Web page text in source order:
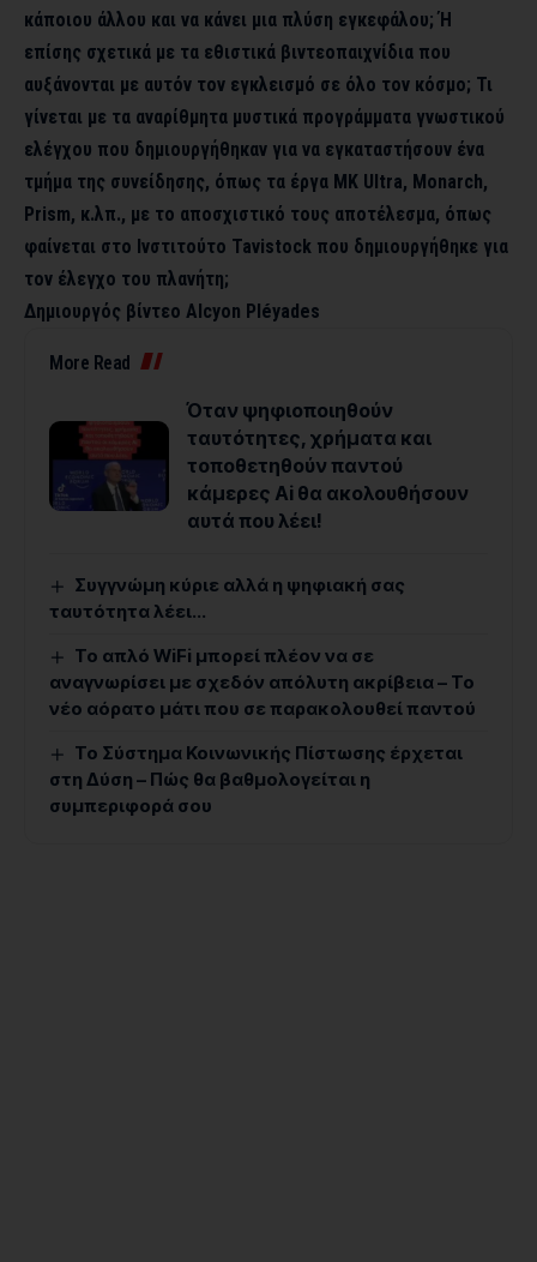
κάποιου άλλου και να κάνει μια πλύση εγκεφάλου; Ή
επίσης σχετικά με τα εθιστικά βιντεοπαιχνίδια που
αυξάνονται με αυτόν τον εγκλεισμό σε όλο τον κόσμο; Τι
γίνεται με τα αναρίθμητα μυστικά προγράμματα γνωστικού
ελέγχου που δημιουργήθηκαν για να εγκαταστήσουν ένα
τμήμα της συνείδησης, όπως τα έργα MK Ultra, Monarch,
Prism, κ.λπ., με το αποσχιστικό τους αποτέλεσμα, όπως
φαίνεται στο Ινστιτούτο Tavistock που δημιουργήθηκε για
τον έλεγχο του πλανήτη;
Δημιουργός βίντεο Alcyon Pléyades
More Read
Όταν ψηφιοποιηθούν
ταυτότητες, χρήματα και
τοποθετηθούν παντού
κάμερες Ai θα ακολουθήσουν
αυτά που λέει!
Συγγνώμη κύριε αλλά η ψηφιακή σας
ταυτότητα λέει…
Το απλό WiFi μπορεί πλέον να σε
αναγνωρίσει με σχεδόν απόλυτη ακρίβεια – Το
νέο αόρατο μάτι που σε παρακολουθεί παντού
Το Σύστημα Κοινωνικής Πίστωσης έρχεται
στη Δύση – Πώς θα βαθμολογείται η
συμπεριφορά σου